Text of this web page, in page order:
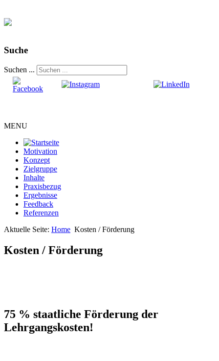
Suche
Suchen ...
MENU
Motivation
Konzept
Zielgruppe
Inhalte
Praxisbezug
Ergebnisse
Feedback
Referenzen
Aktuelle Seite: Home Kosten / Förderung
Kosten / Förderung
75 % staatliche Förderung der
Lehrgangskosten!